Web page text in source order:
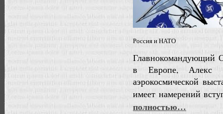
Россия и НАТО
Главнокомандующий
в Европе, Алекс
аэрокосмической
имеет намерений
полностью…